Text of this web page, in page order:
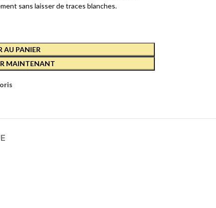
sans laisser de traces blanches.
AU PANIER
MAINTENANT